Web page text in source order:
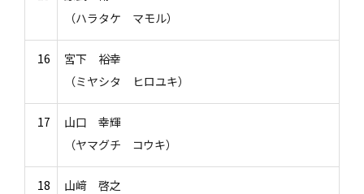
（ハラタケ マモル）
16
宮下 裕幸
（ミヤシタ ヒロユキ）
17
山口 幸輝
（ヤマグチ コウキ）
18
山﨑 啓之